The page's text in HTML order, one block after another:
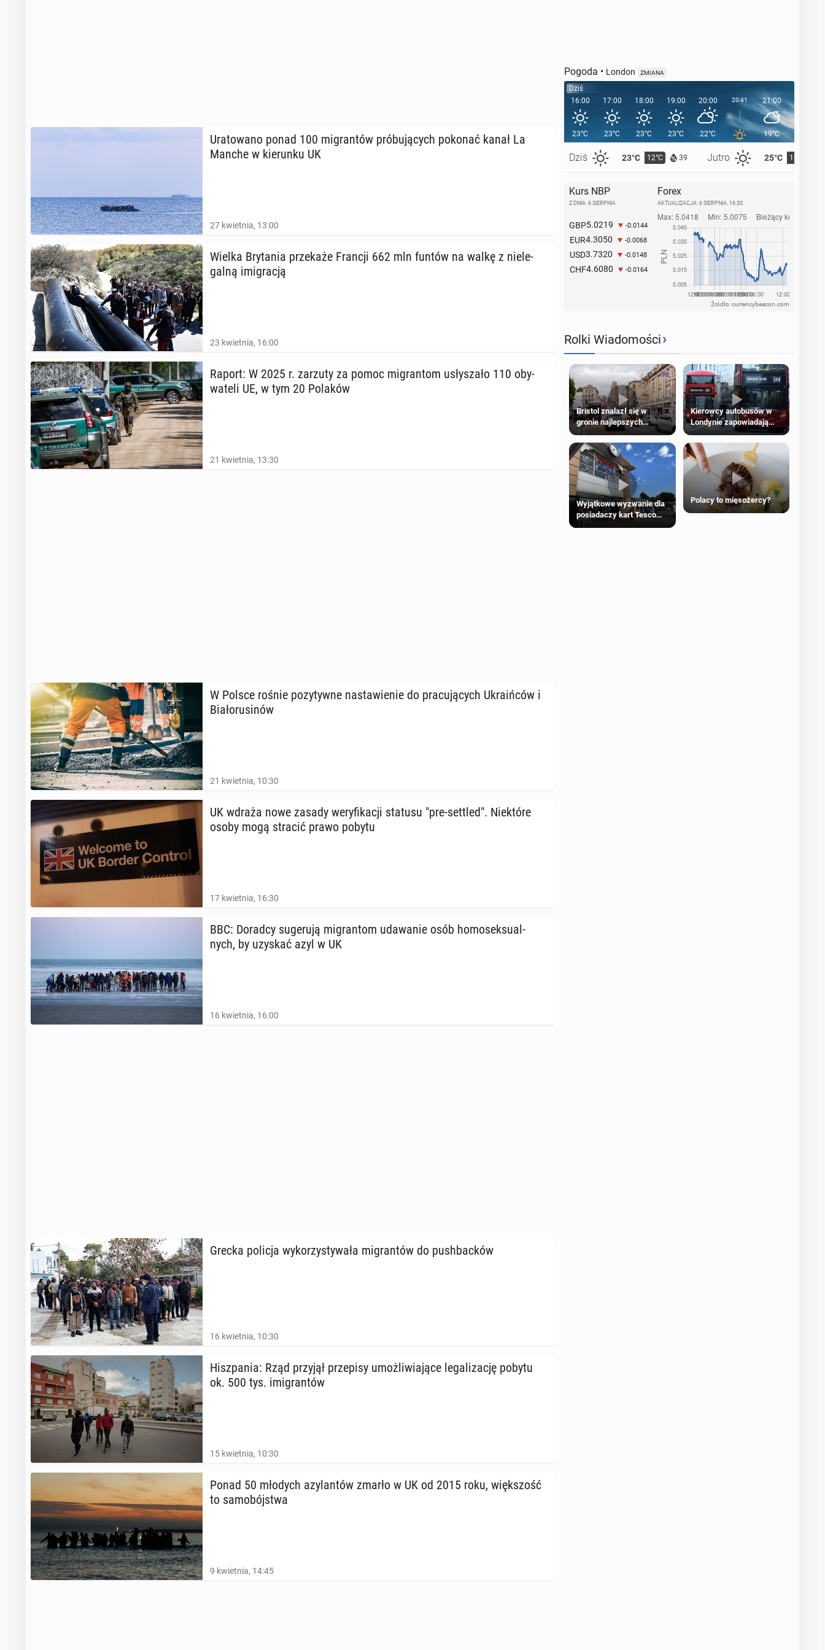
Ura­to­wa­no ponad 100 mi­gran­tów pró­bu­ją­cych pokonać kanał La
Manche w kie­run­ku UK
27 kwietnia, 13:00
Wielka Bry­ta­nia prze­ka­że Francji 662 mln funtów na walkę z nie­le­
gal­ną imi­gra­cją
23 kwietnia, 16:00
Raport: W 2025 r. zarzuty za pomoc mi­gran­tom usły­sza­ło 110 oby­
wa­te­li UE, w tym 20 Polaków
21 kwietnia, 13:30
W Polsce rośnie po­zy­tyw­ne na­sta­wie­nie do pra­cu­ją­cych Ukra­iń­ców i
Bia­ło­ru­si­nów
21 kwietnia, 10:30
UK wdraża nowe zasady we­ry­fi­ka­cji statusu "pre-settled". Nie­któ­re
osoby mogą stracić prawo pobytu
17 kwietnia, 16:30
BBC: Doradcy su­ge­ru­ją mi­gran­tom uda­wa­nie osób ho­mo­sek­su­al­
nych, by uzyskać azyl w UK
16 kwietnia, 16:00
Grecka policja wy­ko­rzy­sty­wa­ła mi­gran­tów do pu­sh­bac­ków
16 kwietnia, 10:30
Hisz­pa­nia: Rząd przyjął prze­pi­sy umoż­li­wia­ją­ce le­ga­li­za­cję pobytu
ok. 500 tys. imi­gran­tów
15 kwietnia, 10:30
Ponad 50 młodych azy­lan­tów zmarło w UK od 2015 roku, więk­szość
to sa­mo­bój­stwa
9 kwietnia, 14:45
Pogoda • London ZMIANA
Dziś
16:00
23°C
Dziś 23°C 12°C 39 Jutro 25°C 13°C
17:00
23°C
18:00
23°C
19:00
23°C
20:00
22°C
20:41 21:00
19°C
22:00
Kurs NBP
Z DNIA: 6 SIERPNIA
GBP5.0219 -0.0144
EUR4.3050 -0.0068
USD3.7320 -0.0148
CHF4.6080 -0.0164
Forex
AKTUALIZACJA: 6 SIERPNIA, 16:30
Źródło: currencybeacon.com
Rolki Wiadomości›
Bristol znalazł się w
gronie najlepszych
kierunków podróży na
świecie
Kierowcy autobusów w
Londynie zapowiadają
strajki
Wyjątkowe wyzwanie dla
posiadaczy kart Tesco
Clubcard!
Polacy to mięsożercy?